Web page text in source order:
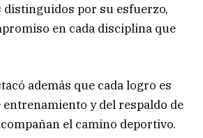
distinguidos por su esfuerzo,
en cada disciplina que
además que cada logro es
y del respaldo de
el camino deportivo.